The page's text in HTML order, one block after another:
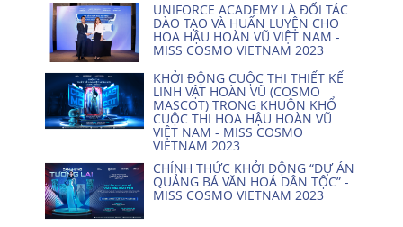
UNIFORCE ACADEMY LÀ ĐỐI TÁC
ĐÀO TẠO VÀ HUẤN LUYỆN CHO
HOA HẬU HOÀN VŨ VIỆT NAM -
MISS COSMO VIETNAM 2023
KHỞI ĐỘNG CUỘC THI THIẾT KẾ
LINH VẬT HOÀN VŨ (COSMO
MASCOT) TRONG KHUÔN KHỔ
CUỘC THI HOA HẬU HOÀN VŨ
VIỆT NAM - MISS COSMO
VIETNAM 2023
CHÍNH THỨC KHỞI ĐỘNG “DỰ ÁN
QUẢNG BÁ VĂN HOÁ DÂN TỘC” -
MISS COSMO VIETNAM 2023